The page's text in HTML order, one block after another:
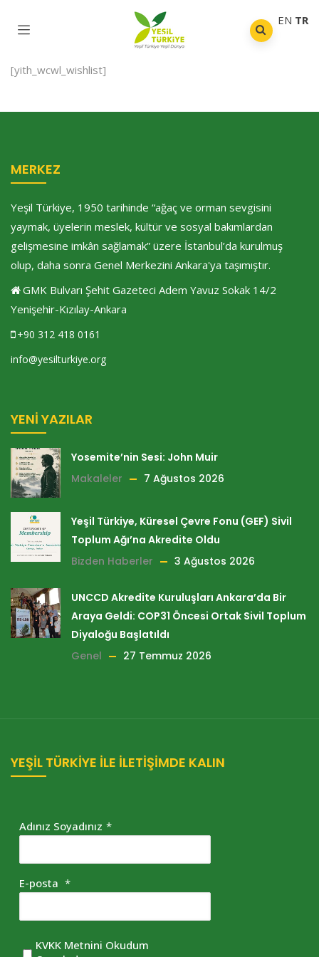
[yith_wcwl_wishlist]
MERKEZ
Yeşil Türkiye, 1950 tarihinde “ağaç ve orman sevgisini
yaymak, üyelerin meslek, kültür ve sosyal bakımlardan
gelişmesine imkân sağlamak” üzere İstanbul’da kurulmuş
olup, daha sonra Genel Merkezini Ankara'ya taşımıştır.
GMK Bulvarı Şehit Gazeteci Adem Yavuz Sokak 14/2
Yenişehir-Kızılay-Ankara
+90 312 418 0161
info@yesilturkiye.org
YENI YAZILAR
Yosemite’nin Sesi: John Muir
Makaleler
7 Ağustos 2026
Yeşil Türkiye, Küresel Çevre Fonu (GEF) Sivil
Toplum Ağı’na Akredite Oldu
Bizden Haberler
3 Ağustos 2026
UNCCD Akredite Kuruluşları Ankara’da Bir
Araya Geldi: COP31 Öncesi Ortak Sivil Toplum
Diyaloğu Başlatıldı
Genel
27 Temmuz 2026
YEŞİL TÜRKİYE İLE İLETİŞİMDE KALIN
Adınız Soyadınız *
E-posta *
KVKK Metnini Okudum
EN TR